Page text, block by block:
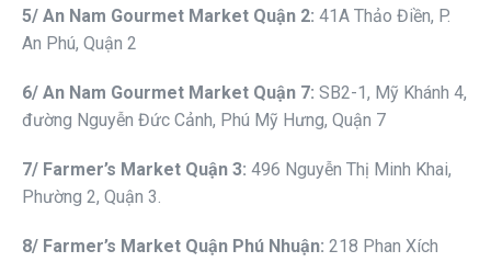
5/ An Nam Gourmet Market Quận 2: 41A Thảo Điền, P.
An Phú, Quận 2
6/ An Nam Gourmet Market Quận 7: SB2-1, Mỹ Khánh 4,
đường Nguyễn Đức Cảnh, Phú Mỹ Hưng, Quận 7
7/ Farmer’s Market Quận 3: 496 Nguyễn Thị Minh Khai,
Phường 2, Quận 3.
8/ Farmer’s Market Quận Phú Nhuận: 218 Phan Xích